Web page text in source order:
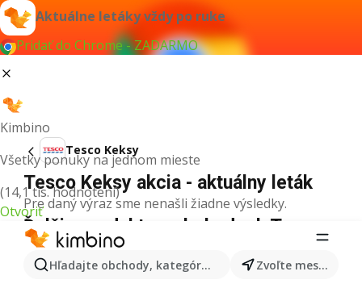
Aktuálne letáky vždy po ruke
Pridať do Chrome - ZADARMO
Kimbino
Všetky ponuky na jednom mieste
(14,1 tis. hodnotení)
Otvoriť
Hľadajte obchody, kategórie, produkty... Zvoľte mesto
Tesco Keksy
Tesco Keksy akcia - aktuálny leták
Pre daný výraz sme nenašli žiadne výsledky.
Ďalšie produkty v obchodoch Tesco